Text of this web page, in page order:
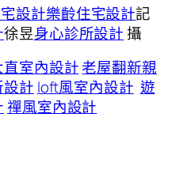
設計樂齡住宅設計記
徐昱身心診所設計攝
直室內設計老屋翻新親
計 loft風室內設計 遊
禪風室內設計